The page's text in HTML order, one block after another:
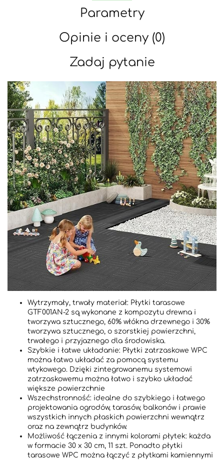
Parametry
Opinie i oceny (0)
Zadaj pytanie
Wytrzymały, trwały materiał: Płytki tarasowe
GTF001AN-2 są wykonane z kompozytu drewna i
tworzywa sztucznego, 60% włókna drzewnego i 30%
tworzywa sztucznego, o szorstkiej powierzchni,
trwałego i przyjaznego dla środowiska.
Szybkie i łatwe układanie: Płytki zatrzaskowe WPC
można łatwo układać za pomocą systemu
wtykowego. Dzięki zintegrowanemu systemowi
zatrzaskowemu można łatwo i szybko układać
większe powierzchnie
Wszechstronność: idealne do szybkiego i łatwego
projektowania ogrodów, tarasów, balkonów i prawie
wszystkich innych płaskich powierzchni wewnątrz
oraz na zewnątrz budynków.
Możliwość łączenia z innymi kolorami płytek: każda
w formacie 30 x 30 cm, 11 szt. Ponadto płytki
tarasowe WPC można łączyć z płytkami kamiennymi